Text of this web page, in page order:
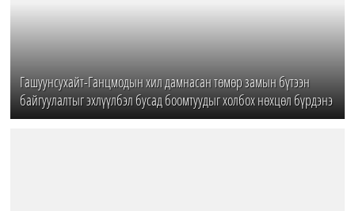
Гашуунсухайт-Ганцмодын хил дамнасан төмөр замын бүтээн
байгуулалтыг эхлүүлбэл бусад боомтуудыг холбох нөхцөл бүрдэнэ